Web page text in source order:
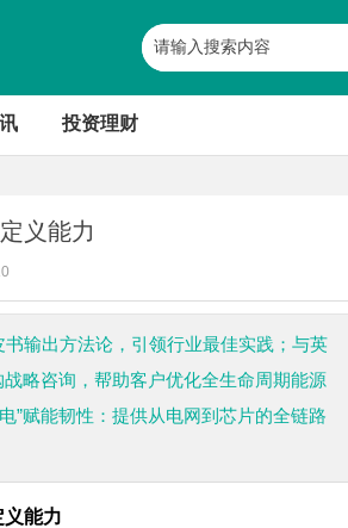
投资理财
义能力
输出方法论，引领行业最佳实践；与英
略咨询，帮助客户优化全生命周期能源
”赋能韧性：提供从电网到芯片的全链路
能力